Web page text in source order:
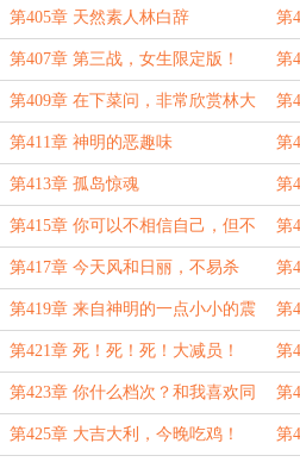
第405章 天然素人林白辞 第
第407章 第三战，女生限定版！ 第
第409章 在下菜问，非常欣赏林大
师！
第
第411章 神明的恶趣味 第
第413章 孤岛惊魂 第
第415章 你可以不相信自己，但不
能不相信林哥！
第
第417章 今天风和日丽，不易杀
戮！
第
第419章 来自神明的一点小小的震
撼
第
第421章 死！死！死！大减员！ 第
第423章 你什么档次？和我喜欢同
一个女孩？
第
第425章 大吉大利，今晚吃鸡！ 第